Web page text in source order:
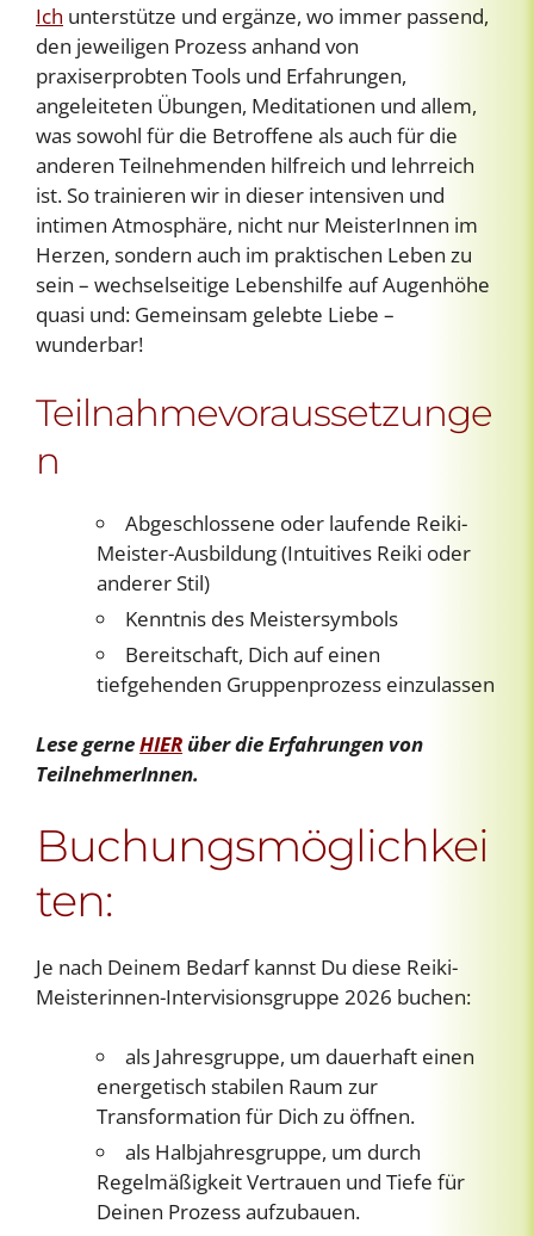
Ich unterstütze und ergänze, wo immer passend,
den jeweiligen Prozess anhand von
praxiserprobten Tools und Erfahrungen,
angeleiteten Übungen, Meditationen und allem,
was sowohl für die Betroffene als auch für die
anderen Teilnehmenden hilfreich und lehrreich
ist. So trainieren wir in dieser intensiven und
intimen Atmosphäre, nicht nur MeisterInnen im
Herzen, sondern auch im praktischen Leben zu
sein – wechselseitige Lebenshilfe auf Augenhöhe
quasi und: Gemeinsam gelebte Liebe –
wunderbar!
Teilnahmevoraussetzunge
n
Abgeschlossene oder laufende Reiki-
Meister-Ausbildung (Intuitives Reiki oder
anderer Stil)
Kenntnis des Meistersymbols
Bereitschaft, Dich auf einen
tiefgehenden Gruppenprozess einzulassen
Lese gerneHIER über die Erfahrungen von
TeilnehmerInnen.
Buchungsmöglichkei
ten:
Je nach Deinem Bedarf kannst Du diese Reiki-
Meisterinnen-Intervisionsgruppe 2026 buchen:
als Jahresgruppe, um dauerhaft einen
energetisch stabilen Raum zur
Transformation für Dich zu öffnen.
als Halbjahresgruppe, um durch
Regelmäßigkeit Vertrauen und Tiefe für
Deinen Prozess aufzubauen.